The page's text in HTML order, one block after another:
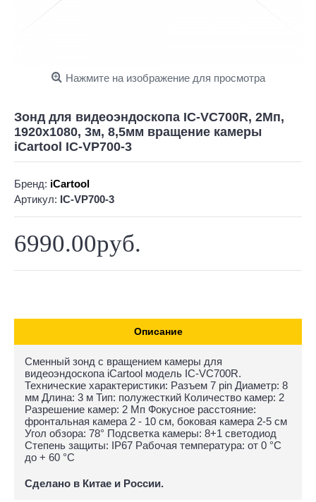
Нажмите на изображение для просмотра
Зонд для видеоэндоскопа IC-VC700R, 2Мп,
1920х1080, 3м, 8,5мм вращение камеры
iCartool IC-VP700-3
Бренд: iCartool
Артикул: IC-VP700-3
6990.00руб.
Описание
Сменный зонд с вращением камеры для
видеоэндоскопа iCartool модель IC-VC700R.
Технические характеристики: Разъем 7 pin Диаметр: 8
мм Длина: 3 м Тип: полужесткий Количество камер: 2
Разрешение камер: 2 Мп Фокусное расстояние:
фронтальная камера 2 - 10 см, боковая камера 2-5 см
Угол обзора: 78° Подсветка камеры: 8+1 светодиод
Степень защиты: IP67 Рабочая температура: от 0 °C
до + 60 °C
Сделано в Китае и России.